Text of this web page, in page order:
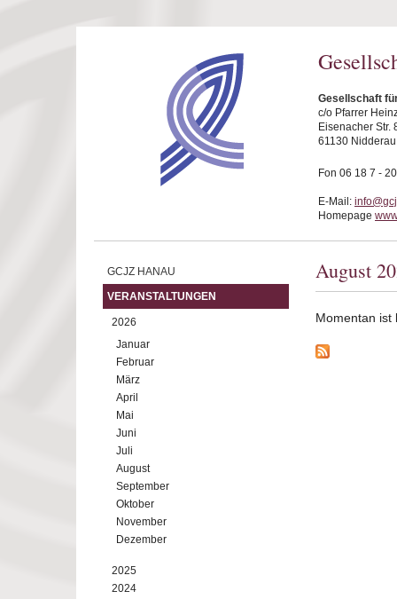
Gesellschaft
c/o Pfarrer
Eisenacher Str.
61130 Nidderau
Fon 06 18 7 -
E-Mail:
Homepage
GCJZ HANAU
VERANSTALTUNGEN
2026
Januar
Februar
März
April
Mai
Juni
Juli
August
September
Oktober
November
Dezember
2025
2024
August
Momentan ist